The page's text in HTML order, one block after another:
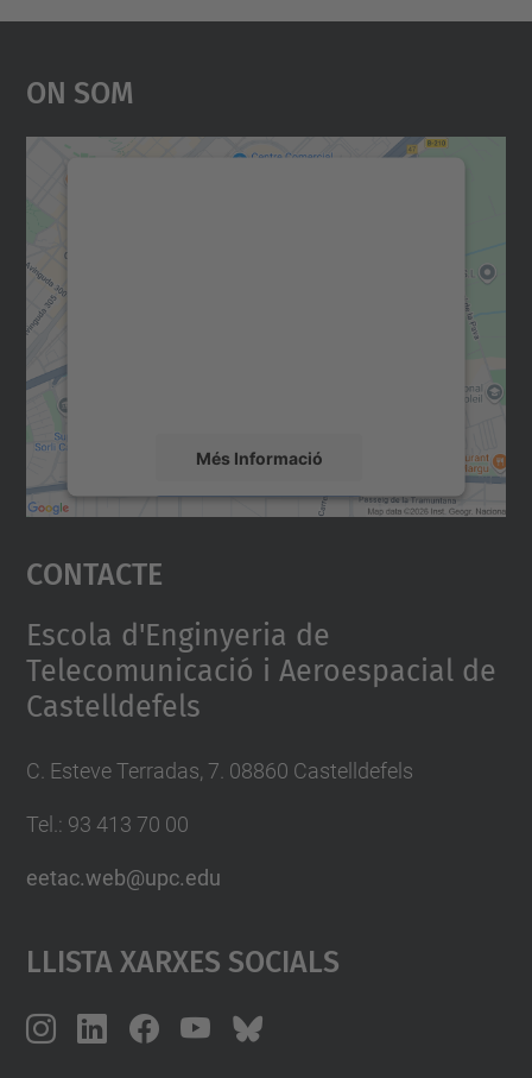
On Som
Més Informació
Accepta
powered by
Contacte
Escola d'Enginyeria de
Telecomunicació i Aeroespacial de
Castelldefels
C. Esteve Terradas, 7. 08860 Castelldefels
Tel.: 93 413 70 00
eetac.web@upc.edu
Llista Xarxes Socials